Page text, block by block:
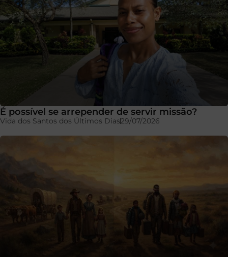
É possível se arrepender de servir missão?
Vida dos Santos dos Últimos Dias29/07/2026